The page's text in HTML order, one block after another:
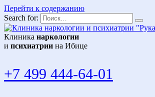
Перейти к содержанию
Search for:
Клиника наркологии
и психиатрии на Ибице
+7 499 444-64-01